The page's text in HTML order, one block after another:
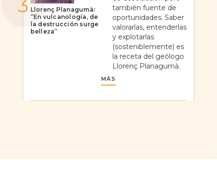
Llorenç Planagumà:
“En vulcanología, de
la destrucción surge
belleza”
también fuente de
oportunidades. Saber
valorarlas, entenderlas
y explotarlas
(sosteniblemente) es
la receta del geólogo
Llorenç Planagumà.
MÁS